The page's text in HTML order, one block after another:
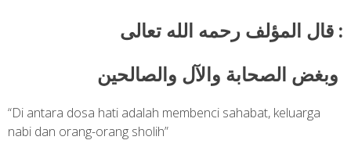
قال المؤلف رحمه الله تعالى
:
وبغض الصحابة والآل والصالحين
“Di antara dosa hati adalah membenci sahabat, keluarga
nabi dan orang-orang sholih”